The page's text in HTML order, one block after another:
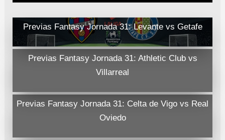
Previas Fantasy Jornada 31: Levante vs Getafe
Previas Fantasy Jornada 31: Athletic Club vs
Villarreal
Previas Fantasy Jornada 31: Celta de Vigo vs Real
Oviedo